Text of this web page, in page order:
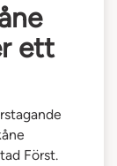
ett
Först.